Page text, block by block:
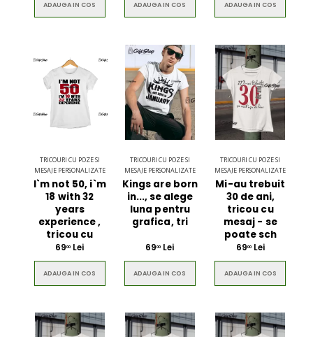
ADAUGA IN COS ADAUGA IN COS ADAUGA IN COS
TRICOURI CU POZE SI
MESAJE PERSONALIZATE
I`m not 50, i`m
18 with 32
years
experience ,
tricou cu
6900 Lei
ADAUGA IN COS
TRICOURI CU POZE SI
MESAJE PERSONALIZATE
Kings are born
in..., se alege
luna pentru
grafica, tri
6900 Lei
ADAUGA IN COS
TRICOURI CU POZE SI
MESAJE PERSONALIZATE
Mi-au trebuit
30 de ani,
tricou cu
mesaj - se
poate sch
6900Lei
ADAUGA IN COS